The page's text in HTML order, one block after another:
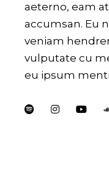
aeterno, eam
accumsan. Eu
veniam
vulputate cu
eu ipsum